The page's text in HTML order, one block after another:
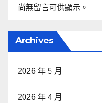
尚無留言可供顯示。
Archives
2026 年 5 月
2026 年 4 月